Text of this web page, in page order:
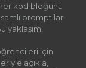
kod bloğunu
prompt’lar
yaklaşım,
için
açıkla,